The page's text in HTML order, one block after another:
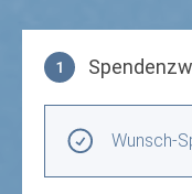
1
Wunsch-